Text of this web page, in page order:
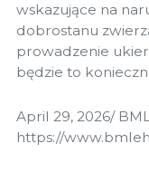
wskazujące na
dobrostanu
prowadzenie
będzie to
April 29, 2026/
https://